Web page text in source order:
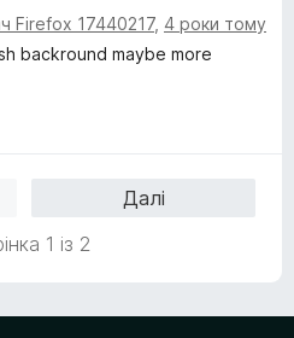
Firefox 17440217, 4 роки тому
backround maybe more
Далі
1 із 2